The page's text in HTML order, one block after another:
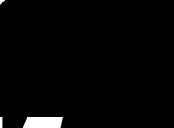
LT 265/60R20 121/118S